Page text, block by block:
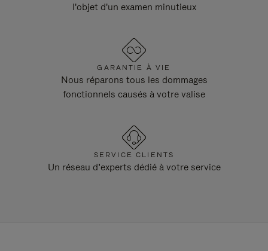
l'objet d'un examen minutieux
GARANTIE À VIE
Nous réparons tous les dommages
fonctionnels causés à votre valise
SERVICE CLIENTS
Un réseau d’experts dédié à votre service